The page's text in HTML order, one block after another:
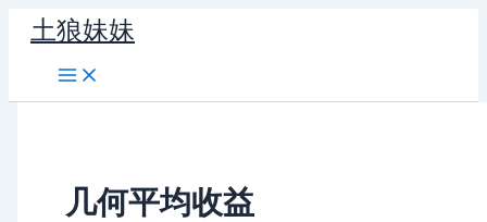
容
土狼妹妹
几何平均收益